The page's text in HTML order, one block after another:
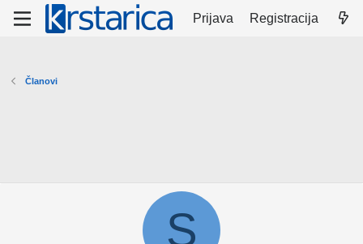
Prijava Registracija
Članovi
S